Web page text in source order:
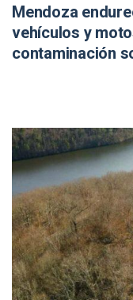
Mendoza
vehículos y
contaminación